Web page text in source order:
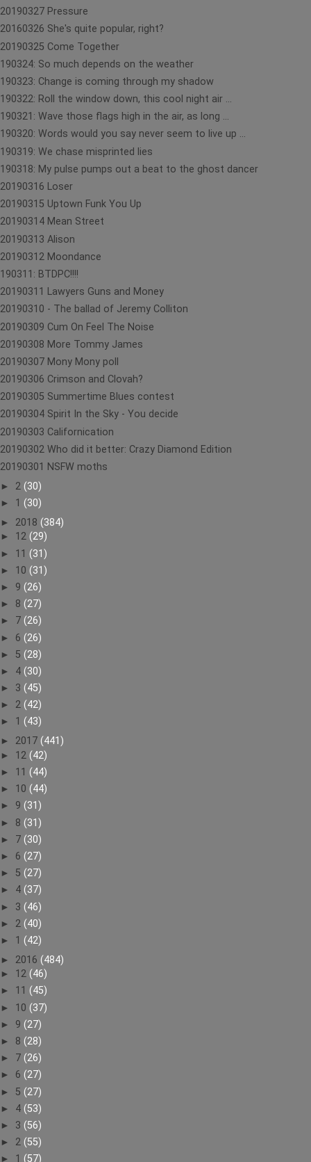
20190327 Pressure
20160326 She's quite popular, right?
20190325 Come Together
190324: So much depends on the weather
190323: Change is coming through my shadow
190322: Roll the window down, this cool night air ...
190321: Wave those flags high in the air, as long ...
190320: Words would you say never seem to live up ...
190319: We chase misprinted lies
190318: My pulse pumps out a beat to the ghost dancer
20190316 Loser
20190315 Uptown Funk You Up
20190314 Mean Street
20190313 Alison
20190312 Moondance
190311: BTDPC!!!!
20190311 Lawyers Guns and Money
20190310 - The ballad of Jeremy Colliton
20190309 Cum On Feel The Noise
20190308 More Tommy James
20190307 Mony Mony poll
20190306 Crimson and Clovah?
20190305 Summertime Blues contest
20190304 Spirit In the Sky - You decide
20190303 Californication
20190302 Who did it better: Crazy Diamond Edition
20190301 NSFW moths
► 2 (30)
► 1 (30)
► 2018 (384)
► 12 (29)
► 11 (31)
► 10 (31)
► 9 (26)
► 8 (27)
► 7 (26)
► 6 (26)
► 5 (28)
► 4 (30)
► 3 (45)
► 2 (42)
► 1 (43)
► 2017 (441)
► 12 (42)
► 11 (44)
► 10 (44)
► 9 (31)
► 8 (31)
► 7 (30)
► 6 (27)
► 5 (27)
► 4 (37)
► 3 (46)
► 2 (40)
► 1 (42)
► 2016 (484)
► 12 (46)
► 11 (45)
► 10 (37)
► 9 (27)
► 8 (28)
► 7 (26)
► 6 (27)
► 5 (27)
► 4 (53)
► 3 (56)
► 2 (55)
► 1 (57)